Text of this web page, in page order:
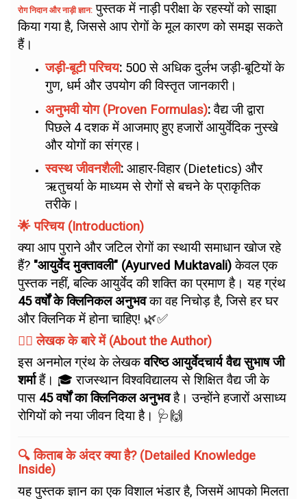
रोग निदान और नाड़ी ज्ञान: पुस्तक में नाड़ी परीक्षा के रहस्यों को साझा
किया गया है, जिससे आप रोगों के मूल कारण को समझ सकते
हैं।
जड़ी-बूटी परिचय: 500 से अधिक दुर्लभ जड़ी-बूटियों के
गुण, धर्म और उपयोग की विस्तृत जानकारी।
अनुभवी योग (Proven Formulas):वैद्य जी द्वारा
पिछले 4 दशक में आजमाए हुए हजारों आयुर्वेदिक नुस्खे
और योगों का संग्रह।
स्वस्थ जीवनशैली: आहार-विहार (Dietetics) और
ऋतुचर्या के माध्यम से रोगों से बचने के प्राकृतिक
तरीके।
🌟 परिचय (Introduction)
क्या आप पुराने और जटिल रोगों का स्थायी समाधान खोज रहे
हैं? "आयुर्वेद मुक्तावली" (Ayurved Muktavali)केवल एक
पुस्तक नहीं, बल्कि आयुर्वेद की शक्ति का प्रमाण है। यह ग्रंथ
45 वर्षों के क्लिनिकल अनुभवका वह निचोड़ है, जिसे हर घर
और क्लिनिक में होना चाहिए! 🌿✅
👨‍⚕️ लेखक के बारे में (About the Author)
इस अनमोल ग्रंथ के लेखकवरिष्ठ आयुर्वेदचार्य वैद्य सुभाष जी
शर्माहैं। 🎓 राजस्थान विश्वविद्यालय से शिक्षित वैद्य जी के
पास 45 वर्षों का क्लिनिकल अनुभवहै। उन्होंने हजारों असाध्य
रोगियों को नया जीवन दिया है। 🩺🙌
🔍 किताब के अंदर क्या है? (Detailed Knowledge
Inside)
यह पुस्तक ज्ञान का एक विशाल भंडार है, जिसमें आपको मिलता